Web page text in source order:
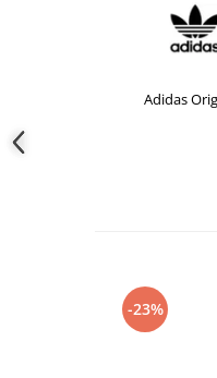
Adidas Originals
-23%